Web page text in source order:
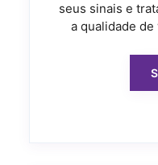
seus sinais e
a qualidade